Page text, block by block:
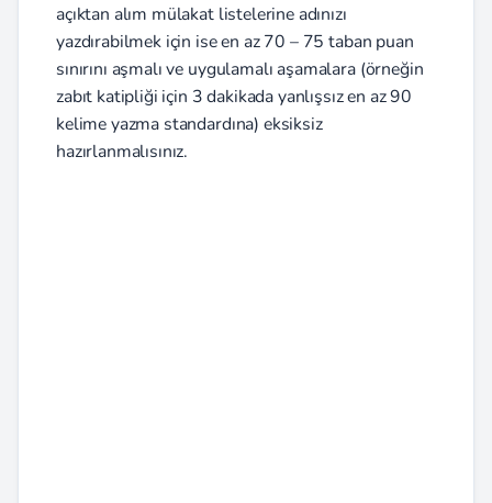
açıktan alım mülakat listelerine adınızı
yazdırabilmek için ise en az 70 – 75 taban puan
sınırını aşmalı ve uygulamalı aşamalara (örneğin
zabıt katipliği için 3 dakikada yanlışsız en az 90
kelime yazma standardına) eksiksiz
hazırlanmalısınız.